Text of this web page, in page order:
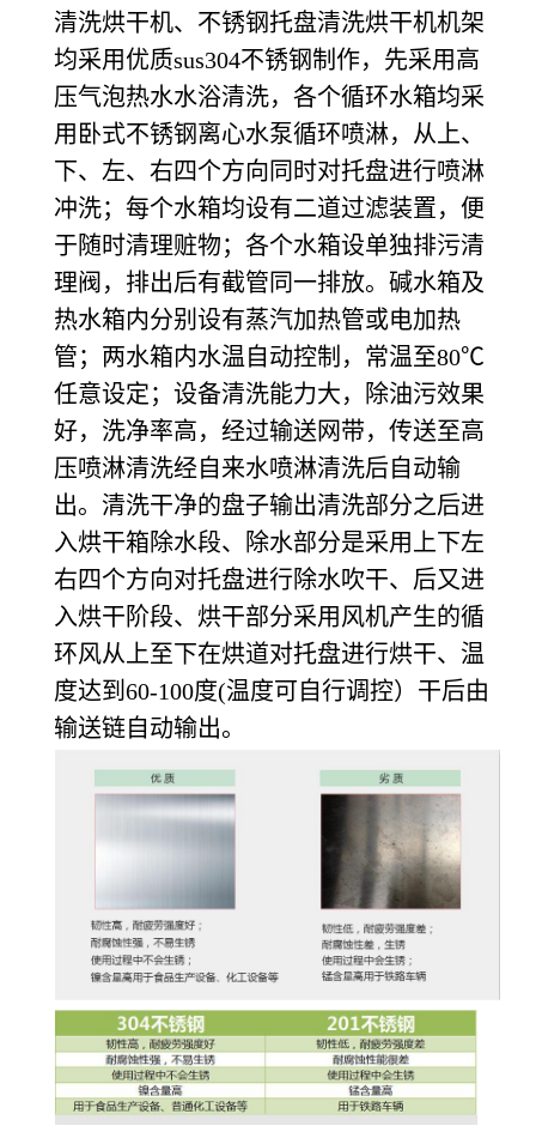
清洗烘干机、不锈钢托盘清洗烘干机机架
均采用优质sus304不锈钢制作，先采用高
压气泡热水水浴清洗，各个循环水箱均采
用卧式不锈钢离心水泵循环喷淋，从上、
下、左、右四个方向同时对托盘进行喷淋
冲洗；每个水箱均设有二道过滤装置，便
于随时清理赃物；各个水箱设单独排污清
理阀，排出后有截管同一排放。碱水箱及
热水箱内分别设有蒸汽加热管或电加热
管；两水箱内水温自动控制，常温至80℃
任意设定；设备清洗能力大，除油污效果
好，洗净率高，经过输送网带，传送至高
压喷淋清洗经自来水喷淋清洗后自动输
出。清洗干净的盘子输出清洗部分之后进
入烘干箱除水段、除水部分是采用上下左
右四个方向对托盘进行除水吹干、后又进
入烘干阶段、烘干部分采用风机产生的循
环风从上至下在烘道对托盘进行烘干、温
度达到60-100度(温度可自行调控）干后由
输送链自动输出。